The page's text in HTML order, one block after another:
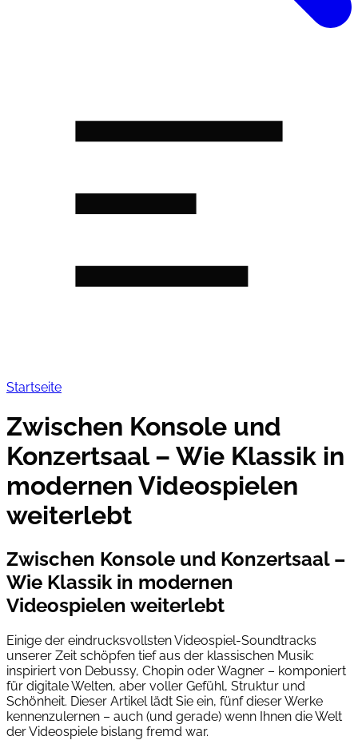
Startseite
Zwischen Konsole und
Konzertsaal – Wie Klassik in
modernen Videospielen
weiterlebt
Zwischen Konsole und Konzertsaal –
Wie Klassik in modernen
Videospielen weiterlebt
Einige der eindrucksvollsten Videospiel-Soundtracks
unserer Zeit schöpfen tief aus der klassischen Musik:
inspiriert von Debussy, Chopin oder Wagner – komponiert
für digitale Welten, aber voller Gefühl, Struktur und
Schönheit. Dieser Artikel lädt Sie ein, fünf dieser Werke
kennenzulernen – auch (und gerade) wenn Ihnen die Welt
der Videospiele bislang fremd war.